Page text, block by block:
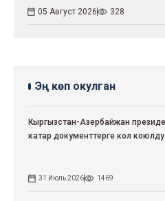
05 Август 2026 328
Эң көп окулган
Кыргызстан-Азербайжан
катар документтерге кол коюлду
31 Июль 2026 1469